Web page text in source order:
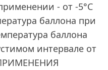
- от -5°C
баллона при
баллона
интервале от